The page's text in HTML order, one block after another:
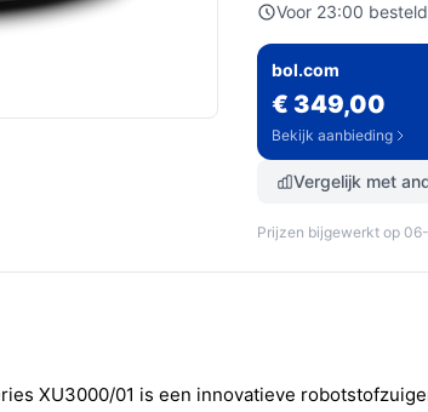
Voor 23:00
bol.com
€ 349,00
Bekijk aanbieding
Vergelijk met
Prijzen bijgewerkt op
XU3000/01 is een innovatieve